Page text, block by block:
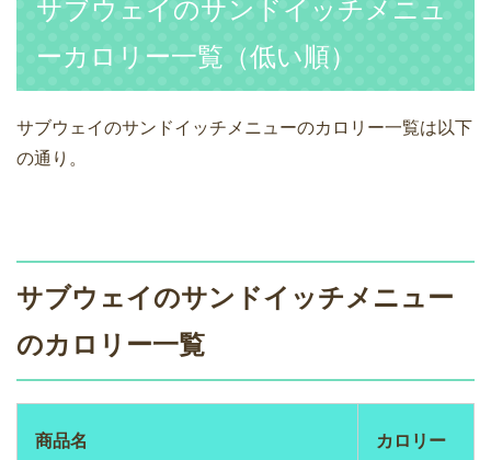
サブウェイのサンドイッチメニュ
ーカロリー一覧（低い順）
サブウェイのサンドイッチメニューのカロリー一覧は以下
の通り。
サブウェイのサンドイッチメニュー
のカロリー一覧
商品名 カロリー